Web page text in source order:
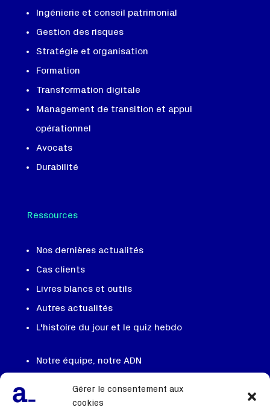
Gérer le consentement aux
cookies
Ingénierie et conseil patrimonial
Gestion des risques
Stratégie et organisation
Formation
Transformation digitale
Management de transition et appui
opérationnel
Avocats
Durabilité
Ressources
Nos dernières actualités
Cas clients
Livres blancs et outils
Autres actualités
L'histoire du jour et le quiz hebdo
Notre équipe, notre ADN
Contactez nous